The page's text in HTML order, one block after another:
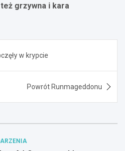
grzywna i kara
w krypcie
Powrót Runmageddonu